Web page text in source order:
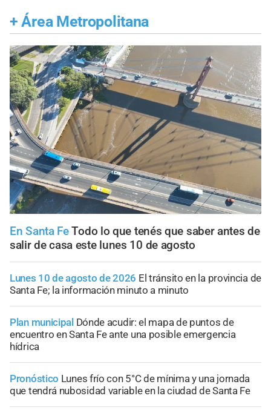
+ Área Metropolitana
En Santa FeTodo lo que tenés que saber antes de
salir de casa este lunes 10 de agosto
Lunes 10 de agosto de 2026 El tránsito en la provincia de
Santa Fe; la información minuto a minuto
Plan municipal Dónde acudir: el mapa de puntos de
encuentro en Santa Fe ante una posible emergencia
hídrica
Pronóstico Lunes frío con 5°C de mínima y una jornada
que tendrá nubosidad variable en la ciudad de Santa Fe